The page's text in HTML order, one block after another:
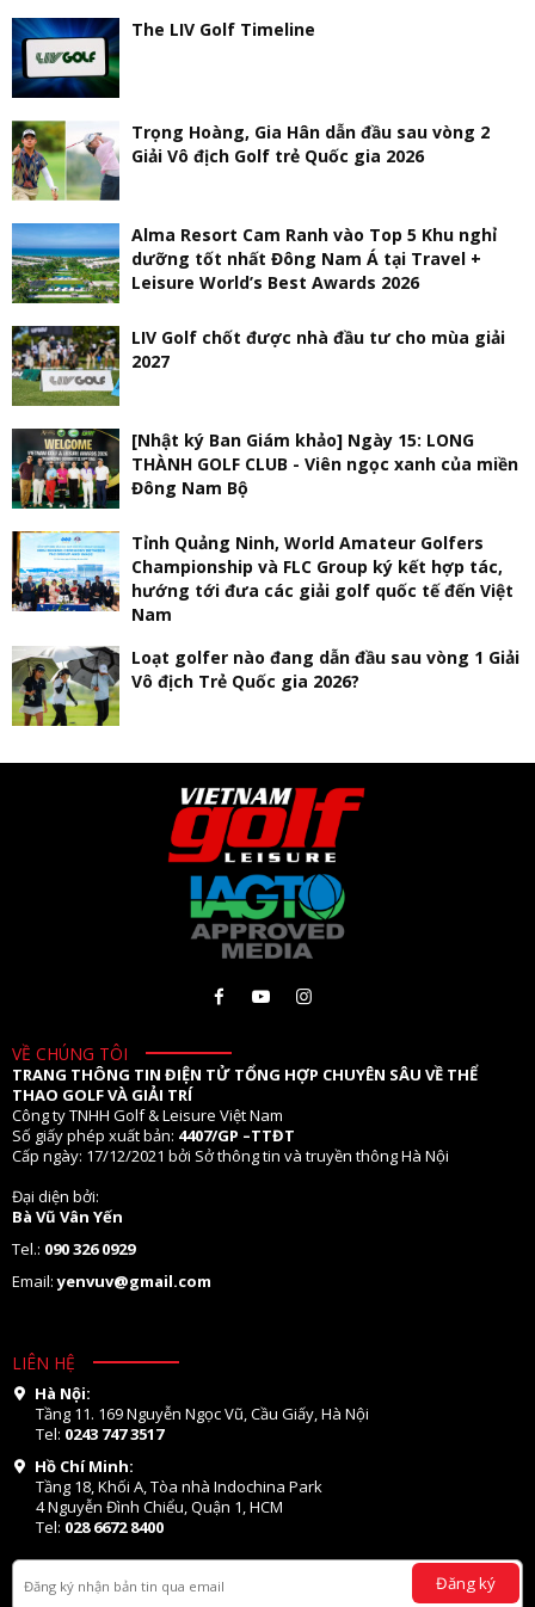
The LIV Golf Timeline
Trọng Hoàng, Gia Hân dẫn đầu sau vòng 2
Giải Vô địch Golf trẻ Quốc gia 2026
Alma Resort Cam Ranh vào Top 5 Khu nghỉ
dưỡng tốt nhất Đông Nam Á tại Travel +
Leisure World’s Best Awards 2026
LIV Golf chốt được nhà đầu tư cho mùa giải
2027
[Nhật ký Ban Giám khảo] Ngày 15: LONG
THÀNH GOLF CLUB - Viên ngọc xanh của miền
Đông Nam Bộ
Tỉnh Quảng Ninh, World Amateur Golfers
Championship và FLC Group ký kết hợp tác,
hướng tới đưa các giải golf quốc tế đến Việt
Nam
Loạt golfer nào đang dẫn đầu sau vòng 1 Giải
Vô địch Trẻ Quốc gia 2026?
VỀ CHÚNG TÔI
TRANG THÔNG TIN ĐIỆN TỬ TỔNG HỢP CHUYÊN SÂU VỀ THỂ
THAO GOLF VÀ GIẢI TRÍ
Công ty TNHH Golf & Leisure Việt Nam
Số giấy phép xuất bản: 4407/GP –TTĐT
Cấp ngày: 17/12/2021 bởi Sở thông tin và truyền thông Hà Nội
Đại diện bởi:
Bà Vũ Vân Yến
Tel.: 090 326 0929
Email:yenvuv@gmail.com
LIÊN HỆ
Hà Nội:
Tầng 11. 169 Nguyễn Ngọc Vũ, Cầu Giấy, Hà Nội
Tel: 0243 747 3517
Hồ Chí Minh:
Tầng 18, Khối A, Tòa nhà Indochina Park
4 Nguyễn Đình Chiểu, Quận 1, HCM
Tel: 028 6672 8400
Đăng ký